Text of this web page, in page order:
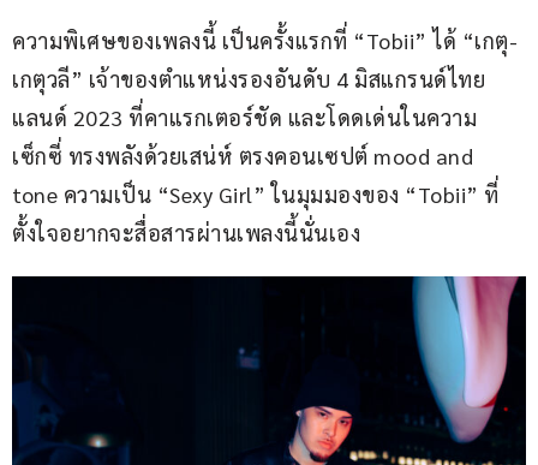
ความพิเศษของเพลงนี้ เป็นครั้งแรกที่ “Tobii” ได้ “เกตุ-
เกตุวลี” เจ้าของตำแหน่งรองอันดับ 4 มิสแกรนด์ไทย
แลนด์ 2023 ที่คาแรกเตอร์ชัด และโดดเด่นในความ
เซ็กซี่ ทรงพลังด้วยเสน่ห์ ตรงคอนเซปต์ mood and
tone ความเป็น “Sexy Girl” ในมุมมองของ “Tobii” ที่
ตั้งใจอยากจะสื่อสารผ่านเพลงนี้นั่นเอง